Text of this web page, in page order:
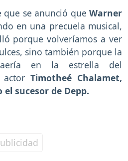
que se anunció que Warner
en una precuela musical,
porque volveríamos a ver
sino también porque la
en la estrella del
Timotheé Chalamet,
el sucesor de Depp.